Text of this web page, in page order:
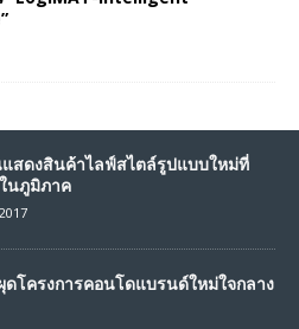
แสดงสินค้าไลฟ์สไตล์รูปแบบใหม่ที่
นภูมิภาค
ดโครงการคอนโดแบรนด์ใหม่ใจกลาง